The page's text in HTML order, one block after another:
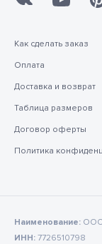
Как сделать заказ
Оплата
Доставка и возврат
Таблица размеров
Договор оферты
Политика
Наименование:
ИНН: 7726510798